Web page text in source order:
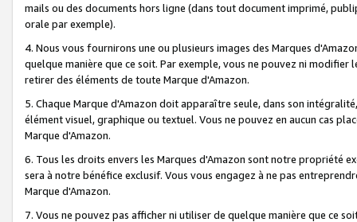
mails ou des documents hors ligne (dans tout document imprimé,
orale par exemple).
4. Nous vous fournirons une ou plusieurs images des Marques
quelque manière que ce soit. Par exemple, vous ne pouvez ni
retirer des éléments de toute Marque d'Amazon.
5. Chaque Marque d'Amazon doit apparaître seule, dans son
élément visuel, graphique ou textuel. Vous ne pouvez en aucun cas
Marque d'Amazon.
6. Tous les droits envers les Marques d'Amazon sont notre propriété
sera à notre bénéfice exclusif. Vous vous engagez à ne pas
Marque d'Amazon.
7. Vous ne pouvez pas afficher ni utiliser de quelque manière que ce